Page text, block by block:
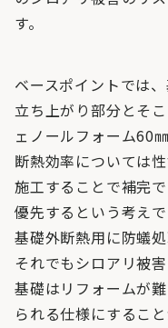
す。
ベースポイントでは
立ち上がり部分とそ
ェノールフォーム60
断熱効率については
施工することで補完
優先するという考えで
基礎外断熱用に防蟻
それでもシロアリ被
基礎はリフォームが
られる仕様にすること